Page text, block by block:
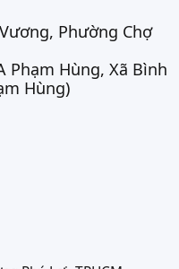
Phường Chợ
Phạm Hùng, Xã Bình
Hùng)